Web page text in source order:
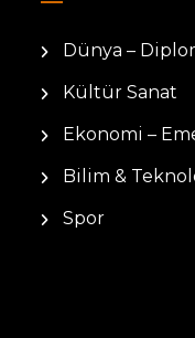
Dünya –
Kültür Sanat
Ekonomi –
Bilim &
Spor